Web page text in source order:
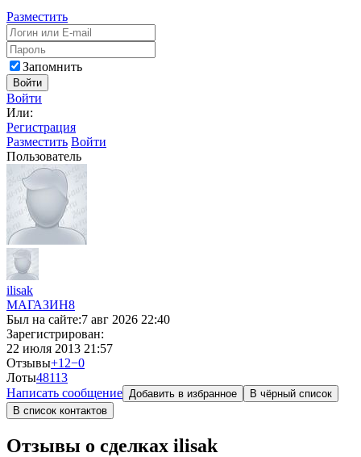
Разместить
Запомнить
Войти
Войти
Или:
Регистрация
Разместить Войти
Пользователь
ilisak
МАГАЗИН8
Был на сайте:7 авг 2026 22:40
Зарегистрирован:
22 июля 2013 21:57
Отзывы+12−0
Лоты48113
Написать сообщение Добавить в избранное
В чёрный список
В список контактов
Отзывы о сделках ilisak